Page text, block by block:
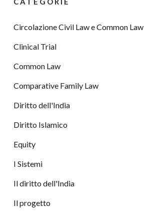
Circolazione Civil Law e Common Law
Clinical Trial
Common Law
Comparative Family Law
Diritto dell'India
Diritto Islamico
Equity
I Sistemi
Il diritto dell'India
Il progetto